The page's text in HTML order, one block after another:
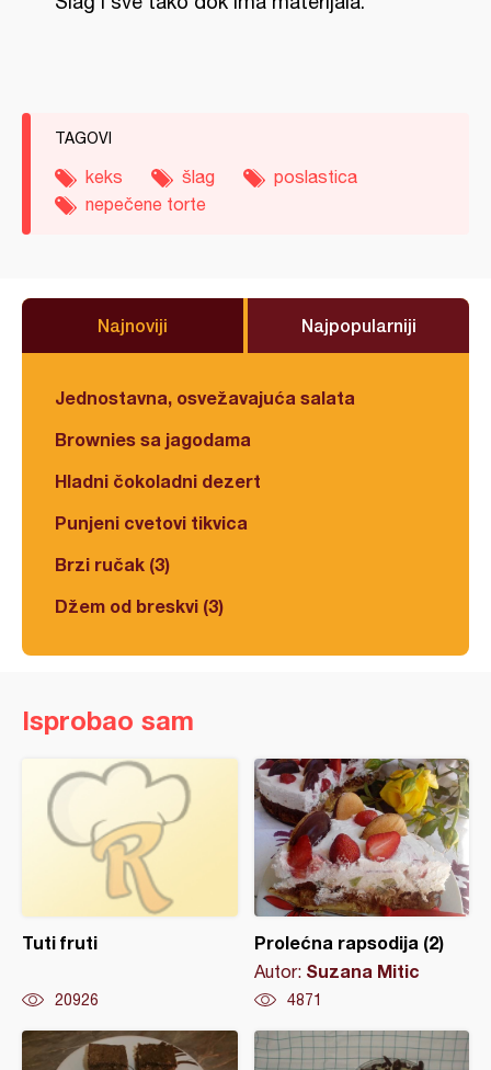
TAGOVI
keks šlag
poslastica
nepečene torte
Najnoviji Najpopularniji
Jednostavna, osvežavajuća salata
Brownies sa jagodama
Hladni čokoladni dezert
Punjeni cvetovi tikvica
Brzi ručak (3)
Džem od breskvi (3)
Isprobao sam
Tuti fruti
20926
Prolećna rapsodija (2)
Autor: Suzana Mitic
4871